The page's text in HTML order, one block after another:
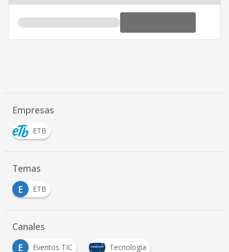
Empresas
ETB
Temas
E
ETB
Canales
E
Eventos TIC Tecnología